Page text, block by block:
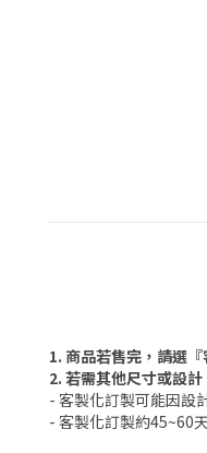
1. 商品若售完，請選
2. 若需其他尺寸或設計
- 客製化訂製可能因設
- 客製化訂製約45~60